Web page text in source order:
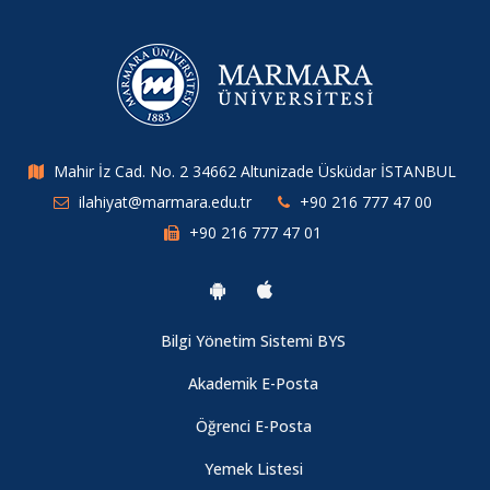
Fakültemiz Akademisyenlerinin Viyana'da Uluslararası
Sempozyuma Katılımı
2025-2026 Bahar Dönemi Bütünleme Sınav Programımız ilan
edilmiştir.
Mahir İz Cad. No. 2 34662 Altunizade Üsküdar İSTANBUL
ilahiyat@marmara.edu.tr
+90 216 777 47 00
+90 216 777 47 01
Bilgi Yönetim Sistemi BYS
Akademik E-Posta
Öğrenci E-Posta
Yemek Listesi